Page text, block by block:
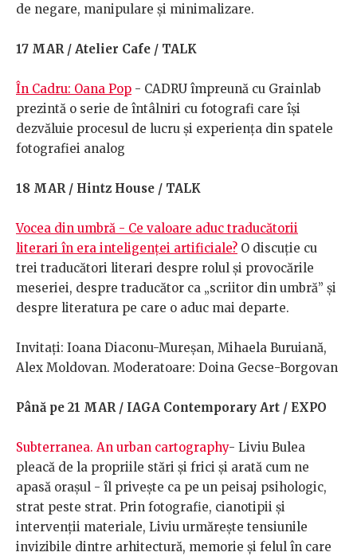
de negare, manipulare și minimalizare.
17 MAR / Atelier Cafe / TALK
În Cadru: Oana Pop - CADRU împreună cu Grainlab
prezintă o serie de întâlniri cu fotografi care își
dezvăluie procesul de lucru și experiența din spatele
fotografiei analog
18 MAR / Hintz House / TALK
Vocea din umbră - Ce valoare aduc traducătorii
literari în era inteligenței artificiale? O discuție cu
trei traducători literari despre rolul și provocările
meseriei, despre traducător ca „scriitor din umbră” și
despre literatura pe care o aduc mai departe.
Invitați: Ioana Diaconu-Mureșan, Mihaela Buruiană,
Alex Moldovan. Moderatoare: Doina Gecse-Borgovan
Până pe 21 MAR / IAGA Contemporary Art / EXPO
Subterranea. An urban cartography- Liviu Bulea
pleacă de la propriile stări și frici și arată cum ne
apasă orașul - îl privește ca pe un peisaj psihologic,
strat peste strat. Prin fotografie, cianotipii și
intervenții materiale, Liviu urmărește tensiunile
invizibile dintre arhitectură, memorie și felul în care